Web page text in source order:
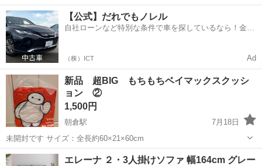
品・お取り引き等について、 プロフィールを御一読頂きますよう お願
い致します🙇 配達は、ご住所によって¥0〜可能です🙆 ■商品説明 本革
性！ 半年前にマナベに...
高知 高知市 入明駅 ソファ
【公式】だれでもノレル
自社ローンなど特別な条件で車を探しているなら！金利
（株）ICT Ad
新品 超BIG もちもちベイマックスクッシ
ョン ②
1,500円
朝倉駅
7月18日
未開封です サイズ：全長約60×21×60cm
高知 高知市 朝倉駅 ソファ ベイマックス
エレーナ ２・3人掛けソファ 幅164cm グレー